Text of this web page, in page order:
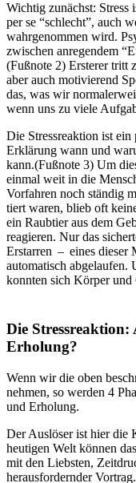
Wichtig zunächst: Stress
per se “schlecht”, auch
wahrgenommen wird.
zwischen anregendem
(Fußnote 2) Ersterer tritt
aber auch motivierend
das, was wir
wenn uns zu viele
Die Stressreaktion ist
Erklärung wann und
kann.(Fußnote 3) Um
einmal weit in die
Vor­fah­ren noch ständig
tiert waren, blieb oft
ein Raubtier aus dem
reagieren. Nur das
Erstar­ren – eines dieser
auto­ma­tisch abgelau­fen.
konnten sich Körper und
Die
Erho­lung?
Wenn wir die oben
nehmen, so werden 4
und Erho­lung.
Der Aus­lö­ser ist hier die
heutigen Welt können
mit den Liebsten,
herausfordernder